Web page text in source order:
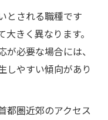
とされる職種です
きく異なります。
必要な場合には、
しやすい傾向があり
都圏近郊のアクセス